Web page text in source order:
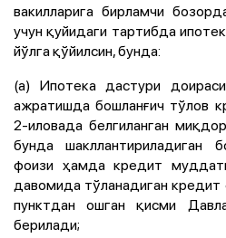
вакилларига бирламчи
учун қуйидаги тартибда
йўлга қўйилсин, бунда:
(а) Ипотека дастури
ажратишда бошланғич тўлов
2-иловада белгиланган
бунда шакллантириладиган
фоизи ҳамда кредит
давомида тўланадиган кредит
пунктдан ошган қисми
берилади;